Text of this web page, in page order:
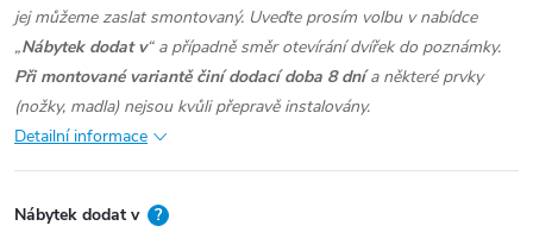
jej můžeme zaslat smontovaný. Uveďte prosím volbu v nabídce
„Nábytek dodat v“ a případně směr otevírání dvířek do poznámky.
Při montované variantě činí dodací doba 8 dnía některé prvky
(nožky, madla) nejsou kvůli přepravě instalovány.
Detailní informace
Nábytek dodat v ?